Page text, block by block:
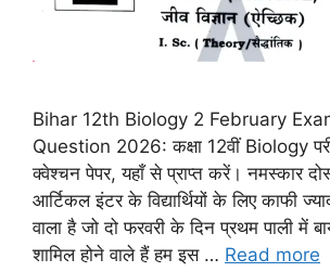
Bihar 12th Biology 2 February
Question 2026: कक्षा 12वीं Biology
क्वेश्चन पेपर, यहाँ से प्राप्त करें। नमस्कार
आर्टिकल इंटर के विद्यार्थियों के लिए काफी
वाला है जो दो फरवरी के दिन प्रथम पाली में
शामिल होने वाले हैं हम इस … Read more